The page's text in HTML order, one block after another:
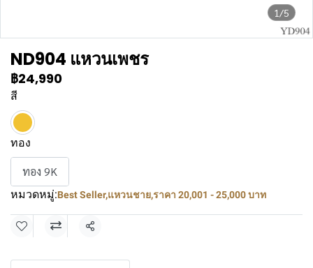
1/5
ND904 แหวนเพชร
฿24,990
สี
ทอง
ทอง 9K
หมวดหมู่:Best Seller,แหวนชาย,ราคา 20,001 - 25,000 บาท
แชร์